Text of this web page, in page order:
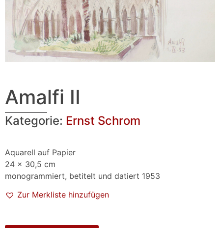
Amalfi II
Kategorie: Ernst Schrom
Aquarell auf Papier
24 x 30,5 cm
monogrammiert, betitelt und datiert 1953
Zur Merkliste hinzufügen